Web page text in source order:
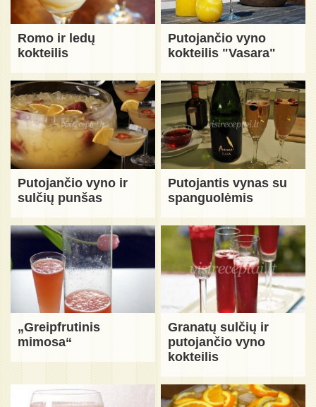
Romo ir ledų
kokteilis
Putojančio vyno
kokteilis "Vasara"
Putojančio vyno ir
sulčių punšas
Putojantis vynas su
spanguolėmis
„Greipfrutinis
mimosa“
Granatų sulčių ir
putojančio vyno
kokteilis